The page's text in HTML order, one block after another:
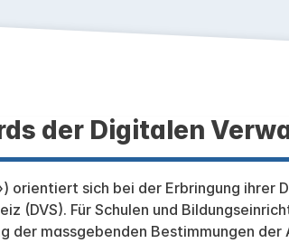
der Digitalen
orientiert sich bei der Erbringung
(DVS). Für Schulen und
massgebenden Bestimmungen der